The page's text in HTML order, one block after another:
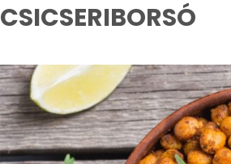
CSICSERIBORSÓ